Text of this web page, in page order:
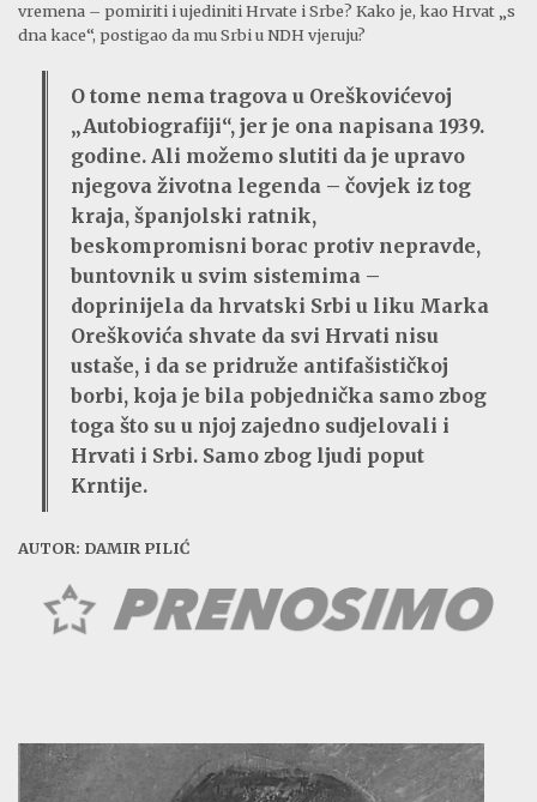
vremena – pomiriti i ujediniti Hrvate i Srbe? Kako je, kao Hrvat „s
dna kace“, postigao da mu Srbi u NDH vjeruju?
O tome nema tragova u Oreškovićevoj
„Autobiografiji“, jer je ona napisana 1939.
godine. Ali možemo slutiti da je upravo
njegova životna legenda – čovjek iz tog
kraja, španjolski ratnik,
beskompromisni borac protiv nepravde,
buntovnik u svim sistemima –
doprinijela da hrvatski Srbi u liku Marka
Oreškovića shvate da svi Hrvati nisu
ustaše, i da se pridruže antifašističkoj
borbi, koja je bila pobjednička samo zbog
toga što su u njoj zajedno sudjelovali i
Hrvati i Srbi. Samo zbog ljudi poput
Krntije.
AUTOR: DAMIR PILIĆ